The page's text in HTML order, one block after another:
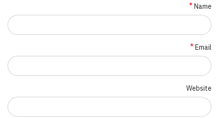
Name
*
Email
*
Website